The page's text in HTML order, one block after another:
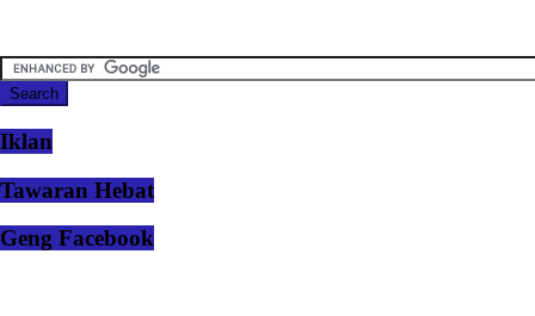
Iklan
Tawaran Hebat
Geng Facebook